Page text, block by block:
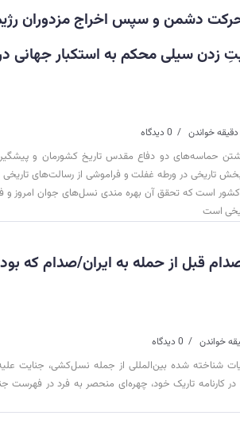
دشمن و سپس اخراج مزدوران
زدن سیلی محکم به استکبار
0 دیدگاه
حماسه‌های دو دفاع مقدس تاریخ کشورمان و
تاریخی در ورطه غفلت و فراموشی از رسالت‌های تاریخی
است که تحقق آن بهره مندی نسل‌های جوان امروز و
است
قبل از حمله به ایران/صدام که
0 دیدگاه
شناخته شده بین‌المللی از جمله نسل‌کشی، جنایت
کارنامه تاریک خود، چهره‌ای منحصر به فرد در فهرست